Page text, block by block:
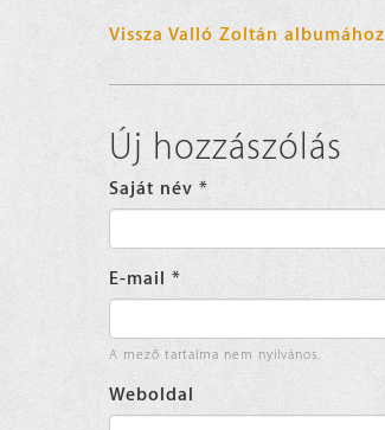
Vissza Valló Zoltán albumához
Új hozzászólás
Saját név *
E-mail *
A mező tartalma nem nyilvános.
Weboldal